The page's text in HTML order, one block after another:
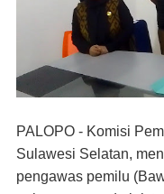
PALOPO - Komisi
Sulawesi Selatan,
pengawas pemilu